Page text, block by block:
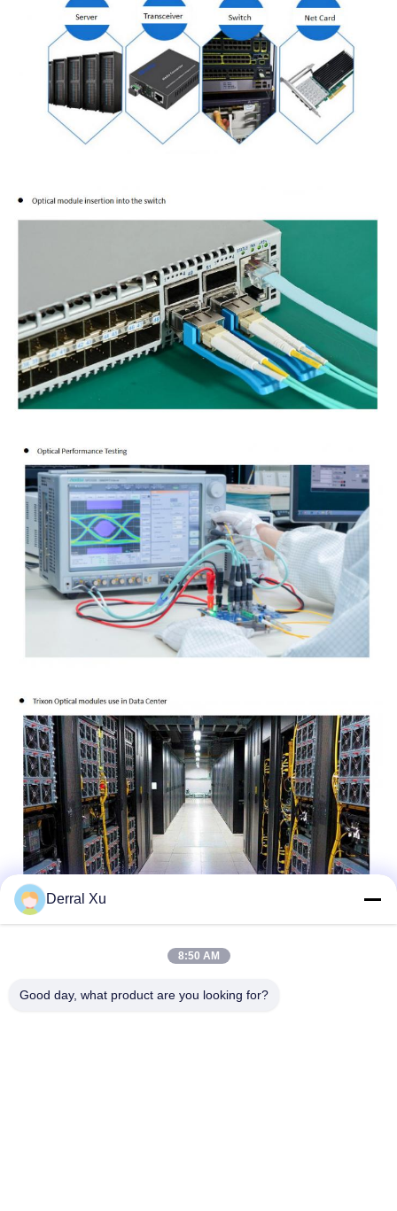
Модуль Приемопередатчика QSFP
Derral Xu
8:50 AM
Good day, what product are you looking for?